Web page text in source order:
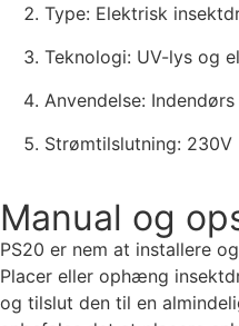
Type: Elektrisk
Teknologi: UV-lys og
Anvendelse:
Strømtilslutning: 230V
Manual og
PS20 er nem at installere
Placer eller ophæng
og tilslut den til en